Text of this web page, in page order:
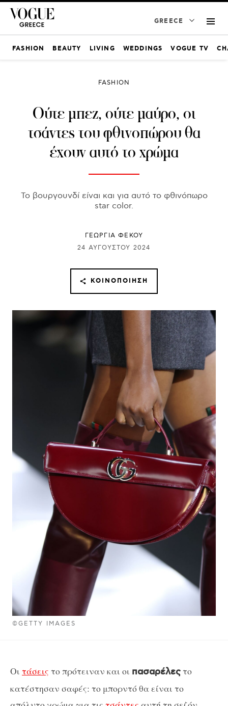
GREECE
FASHION BEAUTY LIVING WEDDINGS VOGUE TV
©GETTY IMAGES
FASHION
Ούτε μπεζ, ούτε μαύρο, οι
τσάντες του φθινοπώρου θα
έχουν αυτό το χρώμα
Το βουργουνδί είναι και για αυτό το φθινόπωρο
star color.
ΓΕΩΡΓΙΑ ΦΕΚΟΥ
24 ΑΥΓΟΎΣΤΟΥ 2024
ΚΟΙΝΟΠΟΊΗΣΗ
Οι τάσεις το πρότειναν και οι πασαρέλεςτο
κατέστησαν σαφές: το μπορντό θα είναι το